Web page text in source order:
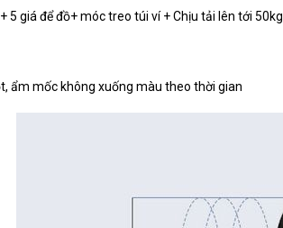
5 giá để đồ+ móc treo túi ví + Chịu tải lên tới 50kg
ẩm mốc không xuống màu theo thời gian